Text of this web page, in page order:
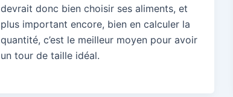
devrait donc bien choisir ses aliments, et
plus important encore, bien en calculer la
quantité, c’est le meilleur moyen pour avoir
un tour de taille idéal.